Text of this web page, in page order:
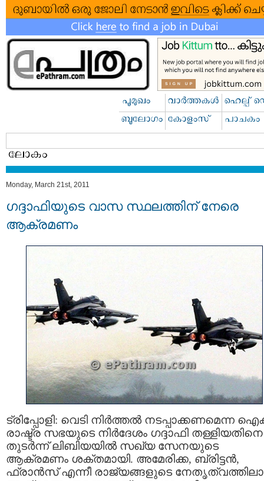
Monday, March 21st, 2011
ഗദ്ദാഫിയുടെ വാസ സ്ഥലത്തിന് നേരെ
ആക്രമണം
ട്രിപ്പോളി: വെടി നിര്‍ത്തല്‍ നടപ്പാക്കണമെന്ന
രാഷ്ട്ര സഭയുടെ നിര്‍ദേശം ഗദ്ദാഫി തള്ളിയതിനെ
തുടര്‍ന്ന് ലിബിയയില്‍ സഖ്യ സേനയുടെ
ആക്രമണം ശക്തമായി. അമേരിക്ക, ബ്രിട്ടന്‍,
ഫ്രാന്‍സ് എന്നീ രാജ്യങ്ങളുടെ